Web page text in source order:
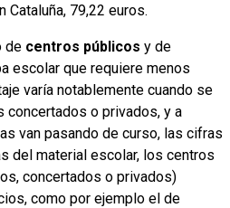
Cataluña, 79,22 euros.
de centros públicos y de
escolar que requiere menos
varía notablemente cuando se
concertados o privados, y a
van pasando de curso, las cifras
del material escolar, los centros
concertados o privados)
como por ejemplo el de